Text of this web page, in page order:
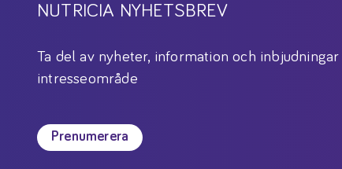
NUTRICIA NYHETSBREV
Ta del av nyheter, information och
intresseområde
Prenumerera